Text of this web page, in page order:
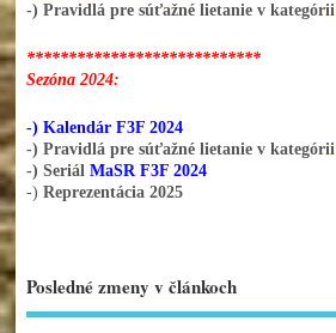
-) Pravidlá pre súťažné lietanie v kategórii
****************************
Sezóna 2024:
-) Kalendár F3F 2024
-) Pravidlá pre súťažné lietanie v kategórii
-) Seriál MaSR F3F 2024
-) Reprezentácia 2025
Posledné zmeny v článkoch